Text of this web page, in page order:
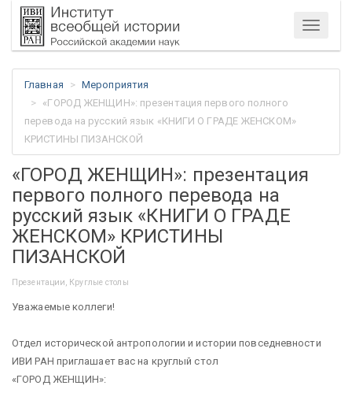
Меню
Главная
Мероприятия
«ГОРОД ЖЕНЩИН»: презентация первого полного
перевода на русский язык «КНИГИ О ГРАДЕ ЖЕНСКОМ»
КРИСТИНЫ ПИЗАНСКОЙ
«ГОРОД ЖЕНЩИН»: презентация
первого полного перевода на
русский язык «КНИГИ О ГРАДЕ
ЖЕНСКОМ» КРИСТИНЫ
ПИЗАНСКОЙ
Презентации, Круглые столы
Уважаемые коллеги!
Отдел исторической антропологии и истории повседневности
ИВИ РАН приглашает вас на круглый стол
«ГОРОД ЖЕНЩИН»: